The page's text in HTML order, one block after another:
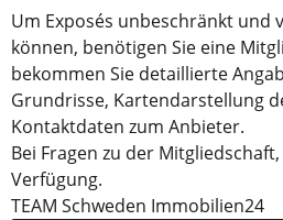
Um Exposés unbeschränkt und
können, benötigen Sie eine
bekommen Sie detaillierte
Grundrisse, Kartendarstellung
Kontaktdaten zum Anbieter.
Bei Fragen zu der
Verfügung.
TEAM Schweden Immobilien24